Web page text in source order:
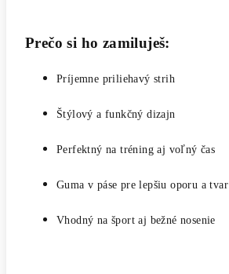
Prečo si ho zamiluješ:
Príjemne priliehavý strih
Štýlový a funkčný dizajn
Perfektný na tréning aj voľný čas
Guma v páse pre lepšiu oporu a tvar
Vhodný na šport aj bežné nosenie